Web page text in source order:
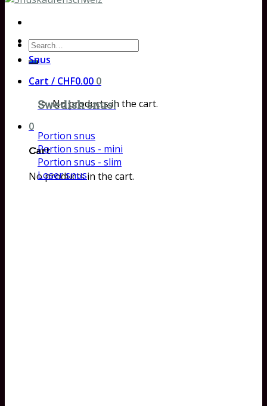
Search
for:
Cart / CHF0.00 0
No products in the cart.
0
Cart
No products in the cart.
Snus
Swedish snus!
Portion snus
Portion snus - mini
Portion snus - slim
Loser snus